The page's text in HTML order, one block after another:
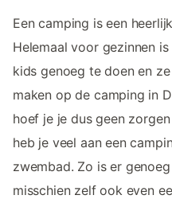
Een camping is een
Helemaal voor gezinnen
kids genoeg te doen en
maken op de camping in
hoef je je dus geen
heb je veel aan een
zwembad. Zo is er
misschien zelf ook even